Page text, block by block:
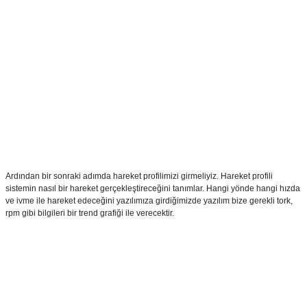
Ardından bir sonraki adımda hareket profilimizi girmeliyiz. Hareket profili
sistemin nasıl bir hareket gerçekleştireceğini tanımlar. Hangi yönde hangi hızda
ve ivme ile hareket edeceğini yazılımıza girdiğimizde yazılım bize gerekli tork,
rpm gibi bilgileri bir trend grafiği ile verecektir.